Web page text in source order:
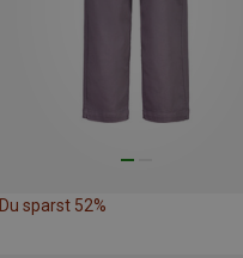
Du sparst 52%